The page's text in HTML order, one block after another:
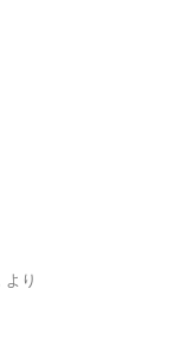
より